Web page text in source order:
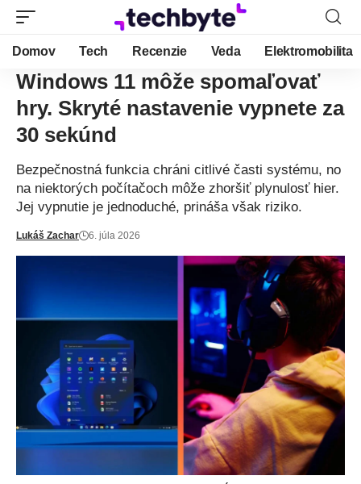
Domov Tech Recenzie Veda Elektromobilita
Windows 11 môže spomaľovať
hry. Skryté nastavenie vypnete za
30 sekúnd
Bezpečnostná funkcia chráni citlivé časti systému, no
na niektorých počítačoch môže zhoršiť plynulosť hier.
Jej vypnutie je jednoduché, prináša však riziko.
Lukáš Zachar 6. júla 2026